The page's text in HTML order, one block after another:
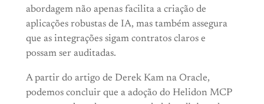
abordagem não apenas facilita a criação de
aplicações robustas de IA, mas também assegura
que as integrações sigam contratos claros e
possam ser auditadas.
A partir do artigo de Derek Kam na Oracle,
podemos concluir que a adoção do Helidon MCP